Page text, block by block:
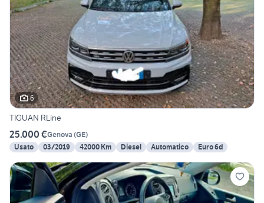
6
TIGUAN RLine
25.000 €Genova (GE)
Usato
03/2019 42000 Km Diesel Automatico Euro 6d